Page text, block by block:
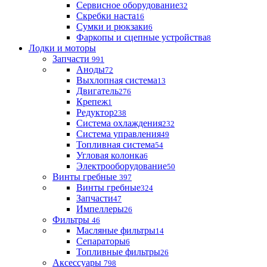
Сервисное оборудование32
Скребки наста16
Сумки и рюкзаки6
Фаркопы и сцепные устройства8
Лодки и моторы
Запчасти 991
Аноды72
Выхлопная система13
Двигатель276
Крепеж1
Редуктор238
Система охлаждения232
Система управления49
Топливная система54
Угловая колонка6
Электрооборудование50
Винты гребные 397
Винты гребные324
Запчасти47
Импеллеры26
Фильтры 46
Масляные фильтры14
Сепараторы6
Топливные фильтры26
Аксессуары 798